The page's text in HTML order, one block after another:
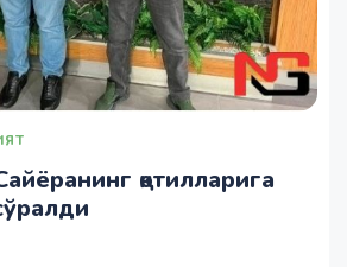
қотилларига